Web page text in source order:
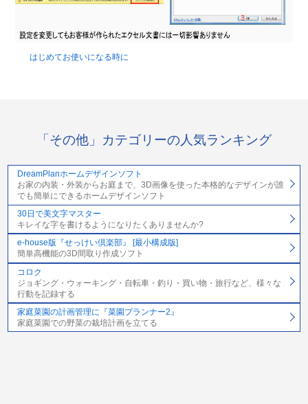
はじめてお使いになる時に
「その他」カテゴリーの人気ランキング
DreamPlanホームデザインソフト
お家の内装・外装からお庭まで、3D画像を使った本格的なデザインが誰
でも簡単にできるホームデザインソフト
30日で美文字マスター
キレイな字を書けるようになりたくありませんか?
e-house版『せっけい倶楽部』 [最小構成版]
簡単高機能の3D間取り作成ソフト
コロク
ジョギング・ウォーキング・自転車・釣り・買い物・旅行など、様々な
行動を記録する
家庭菜園の計画管理に『菜園プランナー2』
家庭菜園での野菜の栽培計画を立てる